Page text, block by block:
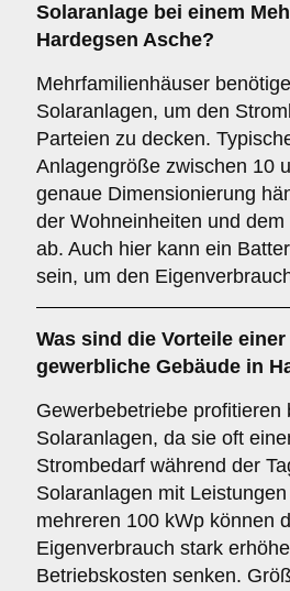
Solaranlage bei einem
Hardegsen Asche?
Mehrfamilienhäuser
Solaranlagen, um den
Parteien zu decken.
Anlagengröße zwischen 10
genaue Dimensionierung
der Wohneinheiten und
ab. Auch hier kann ein
sein, um den
Was sind die Vorteile
gewerbliche Gebäude in
Gewerbebetriebe profitieren
Solaranlagen, da sie oft
Strombedarf während der
Solaranlagen mit
mehreren 100 kWp können
Eigenverbrauch stark
Betriebskosten senken.